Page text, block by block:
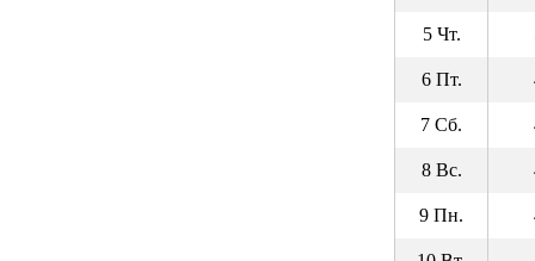
5 Чт.
6 Пт.
7 Сб.
8 Вс.
9 Пн.